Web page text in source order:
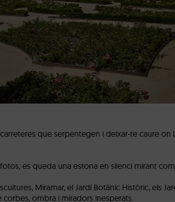
que serpentegen i deixar-te caure
es queda una estona en silenci mirant
Miramar, el Jardí Botànic Històric,
ombra i miradors inesperats.